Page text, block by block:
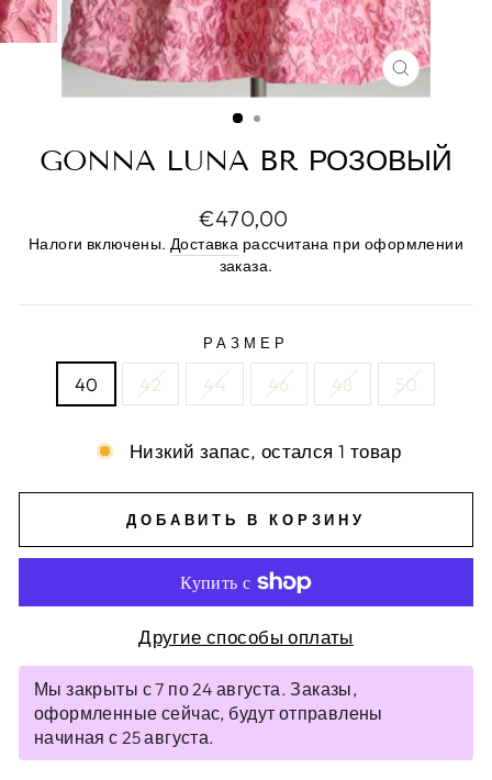
(ESC)
GONNA LUNA BR РОЗОВЫЙ
Цена
по
прейскуранту
€470,00
Налоги включены. Доставка рассчитана при оформлении
заказа.
РАЗМЕР
40 42 44 46 48 50
Низкий запас, остался 1 товар
ДОБАВИТЬ В КОРЗИНУ
Другие способы оплаты
Мы закрыты с 7 по 24 августа. Заказы,
оформленные сейчас, будут отправлены
начиная с 25 августа.